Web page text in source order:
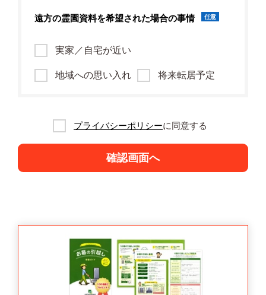
遠方の霊園資料を希望された場合の事情 任意
実家／自宅が近い
地域への思い入れ 将来転居予定
プライバシーポリシーに同意する
確認画面へ